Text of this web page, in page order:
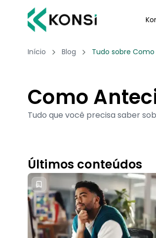
Início Blog Tudo sobre
Como
Tudo que você precisa saber
Últimos conteúdos